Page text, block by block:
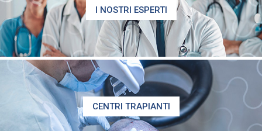
I NOSTRI ESPERTI
CENTRI TRAPIANTI